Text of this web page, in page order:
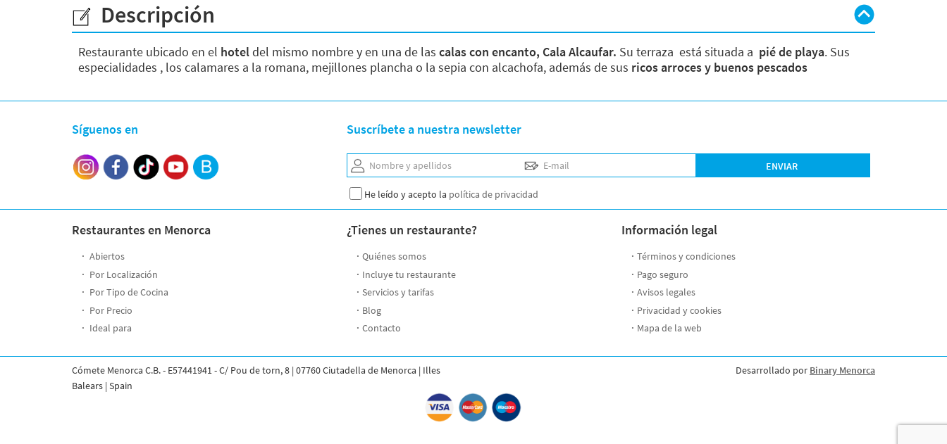
Descripción
Restaurante ubicado en el hoteldel mismo nombre y en una de las calas con encanto, Cala Alcaufar. Su terraza está situada a pié de playa. Sus
especialidades , los calamares a la romana, mejillones plancha o la sepia con alcachofa, además de sus ricos arroces y buenos pescados
Síguenos en Suscríbete a nuestra newsletter
Nombre y apellidos E-mail ENVIAR
He leído y acepto la política de privacidad
Restaurantes en Menorca
Abiertos
Por Localización
Por Tipo de Cocina
Por Precio
Ideal para
¿Tienes un restaurante?
Quiénes somos
Incluye tu restaurante
Servicios y tarifas
Blog
Contacto
Información legal
Términos y condiciones
Pago seguro
Avisos legales
Privacidad y cookies
Mapa de la web
Cómete Menorca C.B. - E57441941 - C/ Pou de torn, 8 | 07760 Ciutadella de Menorca | Illes
Balears | Spain
Desarrollado por Binary Menorca